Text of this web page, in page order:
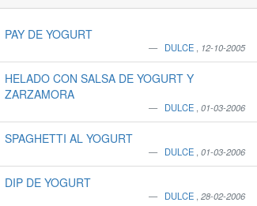
PAY DE YOGURT
DULCE 12-10-2005
HELADO CON SALSA DE YOGURT Y
ZARZAMORA
DULCE ,01-03-2006
SPAGHETTI AL YOGURT
DULCE ,01-03-2006
DIP DE YOGURT
DULCE ,28-02-2006